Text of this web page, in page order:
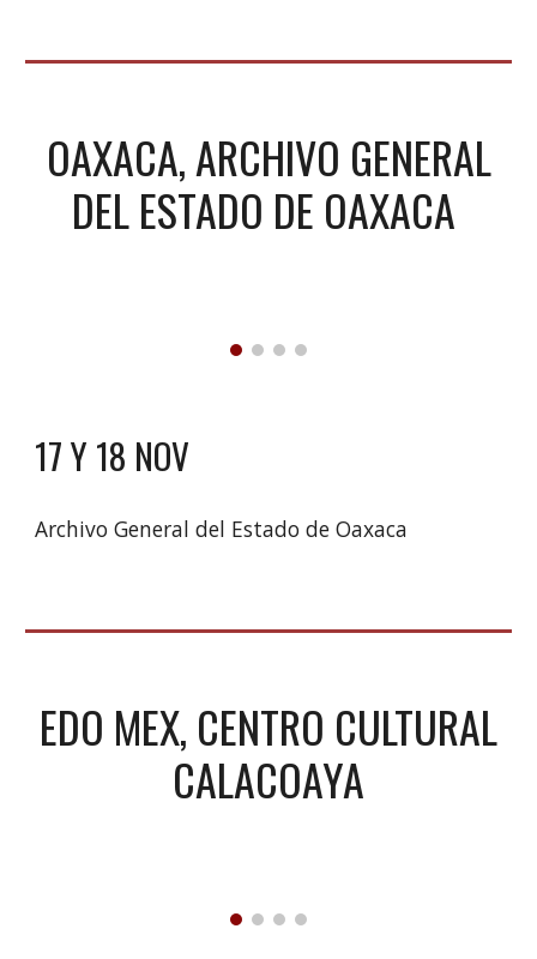
OAXACA,ARCHIVO GENERAL
DEL ESTADO DE OAXACA
17 Y 18 NOV
Archivo General del Estado de Oaxaca
EDO MEX, CENTRO CULTURAL
CALACOAYA